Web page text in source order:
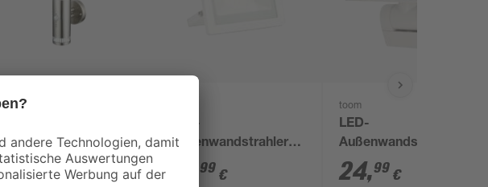
toom
Außenwandleuchte
'Montana' mit
Bewegungssensor
39,99€
LED-
Außenwandstrahler
1450 lm
tageslichtweiß IP 65
99 €
toom
LED-
Außenwandstrahler
'Seattle' 20 W 1600 lm
warmweiß IP 44 17 x
24,99 €